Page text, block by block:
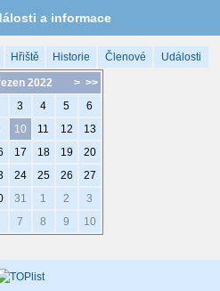
a informace
Hřiště Historie Členové Události
> >>
2022
3 4 5
6
10 11 12
13
17 18 19
20
24 25 26
27
31 1 2
3
7 8 9 10